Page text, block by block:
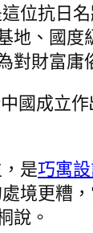
位抗日
地、國度
對財富
國成立
是巧寓
境更糟
說。